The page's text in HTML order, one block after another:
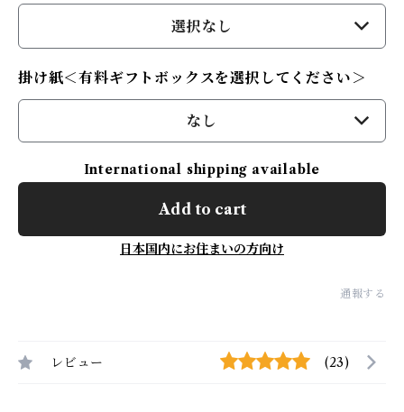
選択なし
掛け紙＜有料ギフトボックスを選択してください＞
なし
International shipping available
Add to cart
日本国内にお住まいの方向け
通報する
レビュー (23)